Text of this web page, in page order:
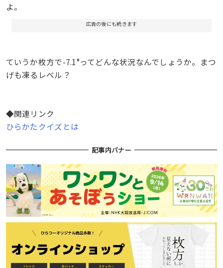
よ。
広告の後にも続きます
ていうか枚方で-7.1°ってどんな状況なんでしょうか。まつ
げも凍るレベル？
◆関連リンク
ひらかたクイズとは
記事内バナー